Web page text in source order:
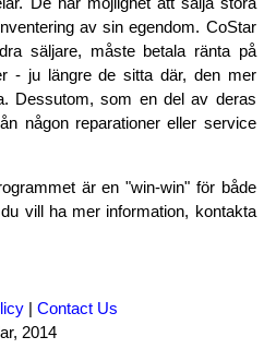
av sin egendom. CoStar
säljare, måste betala ränta på
- ju längre de sitta där, den mer
Dessutom, som en del av deras
någon reparationer eller service
är en "win-win" för både
vill ha mer information, kontakta
| Contact Us
2014